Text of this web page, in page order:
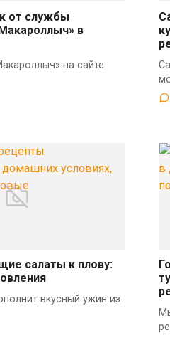
от службы
в
на сайте
салаты к плову:
вкусный ужин из